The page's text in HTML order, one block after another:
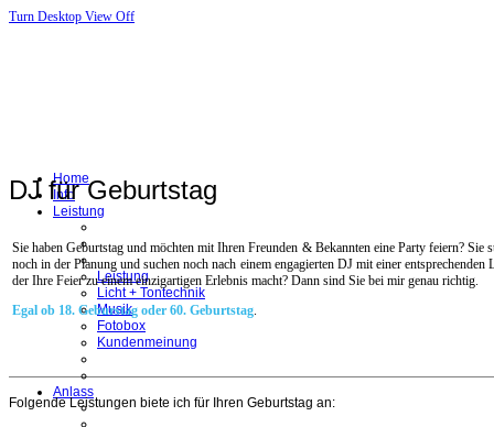
Turn Desktop View Off
Home
Info
Leistung
Leistung
Licht + Tontechnik
Musik
Fotobox
Kundenmeinung
Anlass
DJ für Geburtstag
Sie haben Geburtstag und möchten mit Ihren Freunden & Bekannten eine Party feiern? Sie
noch in der Planung und suchen noch nach einem engagierten DJ mit einer entsprechenden
der Ihre Feier zu einem einzigartigen Erlebnis macht? Dann sind Sie bei mir genau richtig.
Egal ob 18. Geburstag oder 60. Geburtstag.
Folgende Leistungen biete ich für Ihren Geburtstag an: